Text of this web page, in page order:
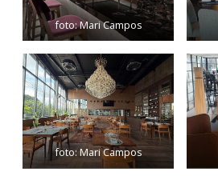
foto: Mari Campos
foto: Mari Campos